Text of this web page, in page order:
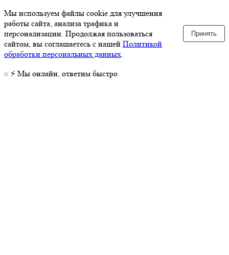
Мы используем файлы cookie для улучшения
работы сайта, анализа трафика и
персонализации. Продолжая пользоваться
сайтом, вы соглашаетесь с нашей Политикой
обработки персональных данных
Принять
⚡️ Мы онлайн, ответим быстро